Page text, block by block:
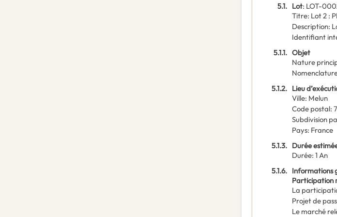
5.1. Lot: LOT-
Titre: Lot 2 :
Description:
Identifiant
5.1.1. Objet
Nature
5.1.2. Lieu
Ville: Melun
Code postal:
Subdivision
Pays: France
5.1.3. Durée
Durée: 1 An
5.1.6. Informations
Participation
La
Projet de
Le marché